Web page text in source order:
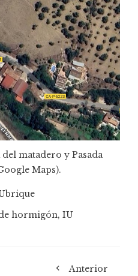
matadero y Pasada
Maps).
hormigón, IU
Anterior